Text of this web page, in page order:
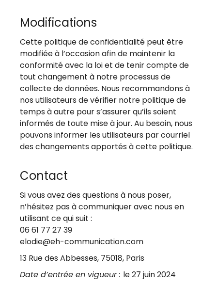
Modifications
Cette politique de confidentialité peut être
modifiée à l’occasion afin de maintenir la
conformité avec la loi et de tenir compte de
tout changement à notre processus de
collecte de données. Nous recommandons à
nos utilisateurs de vérifier notre politique de
temps à autre pour s’assurer qu’ils soient
informés de toute mise à jour. Au besoin, nous
pouvons informer les utilisateurs par courriel
des changements apportés à cette politique.
Contact
Si vous avez des questions à nous poser,
n’hésitez pas à communiquer avec nous en
utilisant ce qui suit :
06 61 77 27 39
elodie@eh-communication.com
13 Rue des Abbesses, 75018, Paris
Date d’entrée en vigueur : le 27 juin 2024